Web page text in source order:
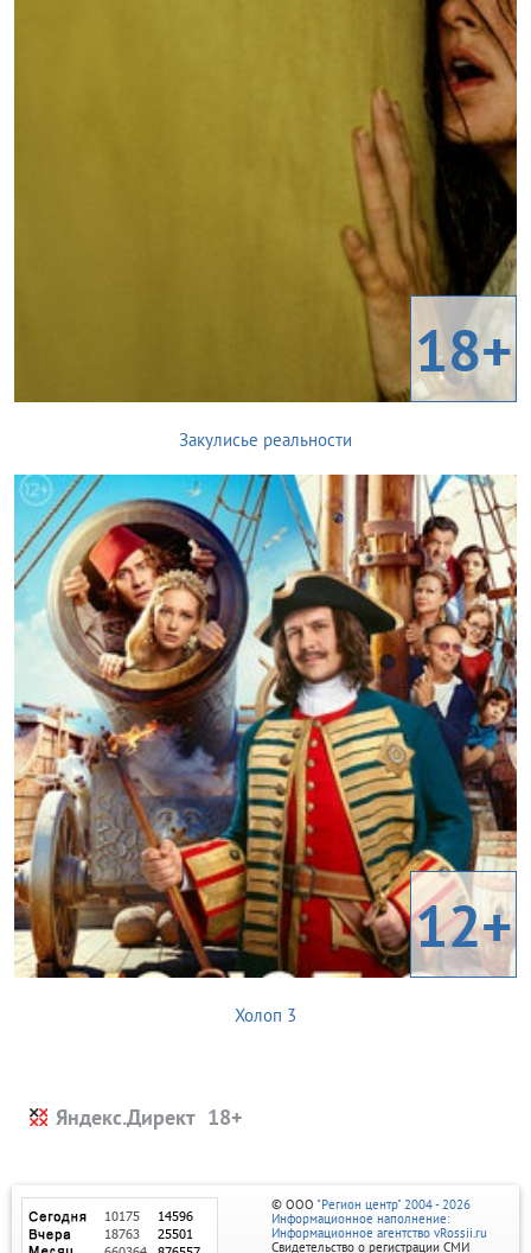
18+
Закулисье реальности
12+
Холоп 3
Яндекс.Директ
© ООО "Регион центр" 2004 - 2026
Информационное наполнение:
Информационное агентство vRossii.ru
Свидетельство о регистрации СМИ